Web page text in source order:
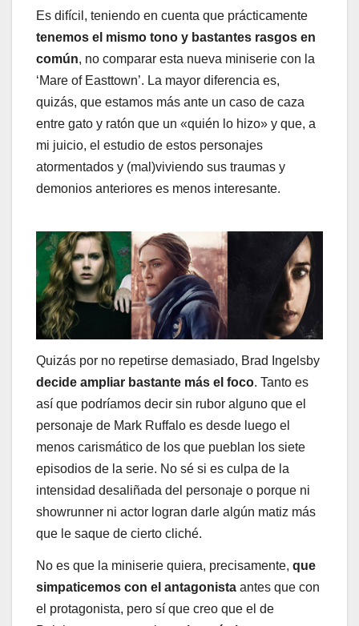
Es difícil, teniendo en cuenta que prácticamente
tenemos el mismo tono y bastantes rasgos en
común, no comparar esta nueva miniserie con la
‘Mare of Easttown’. La mayor diferencia es,
quizás, que estamos más ante un caso de caza
entre gato y ratón que un «quién lo hizo» y que, a
mi juicio, el estudio de estos personajes
atormentados y (mal)viviendo sus traumas y
demonios anteriores es menos interesante.
Quizás por no repetirse demasiado, Brad Ingelsby
decide ampliar bastante más el foco. Tanto es
así que podríamos decir sin rubor alguno que el
personaje de Mark Ruffalo es desde luego el
menos carismático de los que pueblan los siete
episodios de la serie. No sé si es culpa de la
intensidad desaliñada del personaje o porque ni
showrunner ni actor logran darle algún matiz más
que le saque de cierto cliché.
No es que la miniserie quiera, precisamente, que
simpaticemos con el antagonista antes que con
el protagonista, pero sí que creo que el de